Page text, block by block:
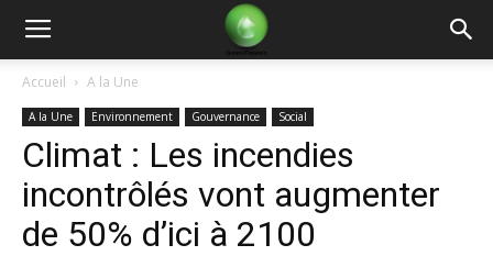
Green
Finance
Accueil A la Une
A la Une Environnement Gouvernance Social
Climat : Les incendies
incontrôlés vont augmenter
de 50% d’ici à 2100